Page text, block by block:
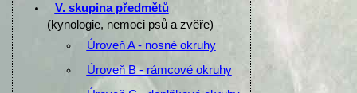
V. skupina předmětů
(kynologie, nemoci psů a zvěře)
Úroveň A - nosné okruhy
Úroveň B - rámcové okruhy